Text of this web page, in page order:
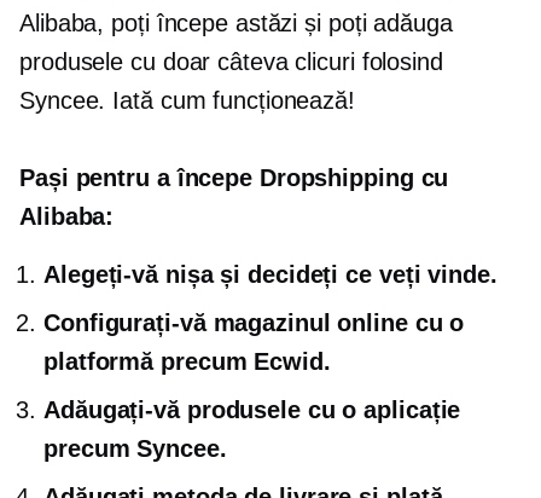
Alibaba, poți începe astăzi și poți adăuga
produsele cu doar câteva clicuri folosind
Syncee. Iată cum funcționează!
Pași pentru a începe Dropshipping cu
Alibaba:
Alegeți-vă nișa și decideți ce veți vinde.
Configurați-vă magazinul online cu o
platformă precum Ecwid.
Adăugați-vă produsele cu o aplicație
precum Syncee.